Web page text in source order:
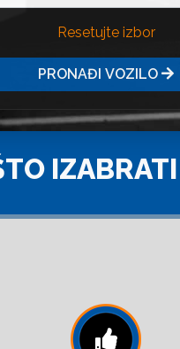
Resetujte izbor
PRONAĐI VOZILO